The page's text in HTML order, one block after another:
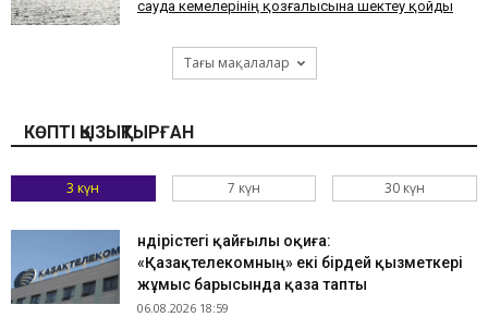
сауда кемелерінің қозғалысына шектеу қойды
Тағы мақалалар
КӨПТІ ҚЫЗЫҚТЫРҒАН
3 күн 7 күн 30 күн
Өндірістегі қайғылы оқиға:
«Қазақтелекомның» екі бірдей қызметкері
жұмыс барысында қаза тапты
06.08.2026 18:59